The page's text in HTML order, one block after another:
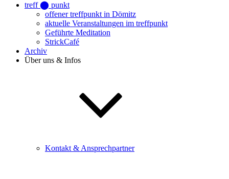
treff ⬤ punkt
offener treffpunkt in Dömitz
aktuelle Veranstaltungen im treffpunkt
Geführte Meditation
StrickCafé
Archiv
Über uns & Infos
Kontakt & Ansprechpartner